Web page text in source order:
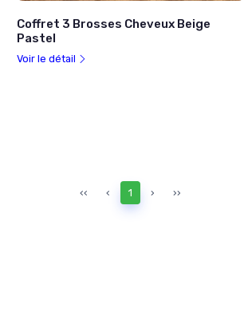
Coffret 3 Brosses Cheveux Beige
Pastel
Voir le détail
‹‹ ‹ 1 › ››